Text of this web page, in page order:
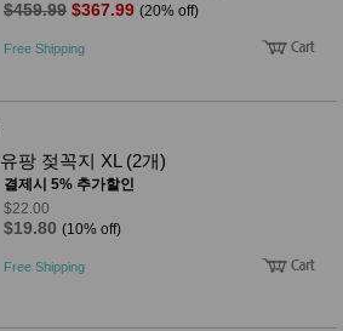
$459.99 $367.99 (20% off)
Free Shipping
유팡 젖꼭지 XL (2개)
결제시 5% 추가할인
$22.00
$19.80 (10% off)
Free Shipping